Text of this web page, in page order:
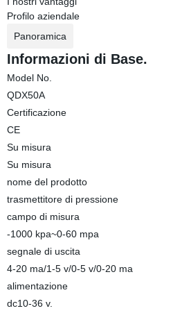
Profilo aziendale
Panoramica
Informazioni di Base.
Model No.
QDX50A
Certificazione
CE
Su misura
Su misura
nome del prodotto
trasmettitore di pressione
campo di misura
-1000 kpa~0-60 mpa
segnale di uscita
4-20 ma/1-5 v/0-5 v/0-20 ma
alimentazione
dc10-36 v.